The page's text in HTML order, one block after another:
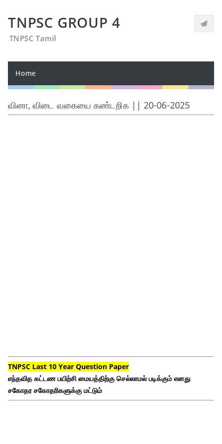
TNPSC GROUP 4
TNPSC Tamil
Home
வினா, விடை வகையை கண்டறிக || 20-06-2025
TNPSC Last 10 Year Question Paper
எந்தவித கட்டண பயிற்சி மையத்திற்கு செல்லாமல் படிக்கும் எனது
சகோதர சகோதரிகளுக்கு மட்டும்